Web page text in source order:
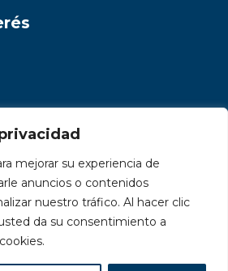
mejorar su experiencia de
anuncios o contenidos
nuestro tráfico. Al hacer clic
da su consentimiento a